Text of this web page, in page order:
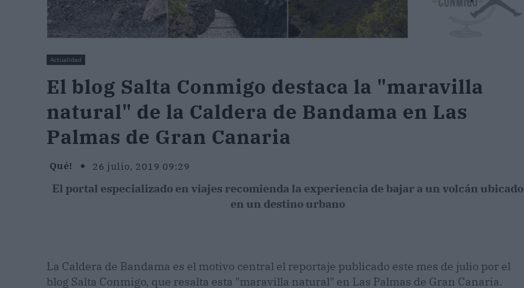
Actualidad
El blog Salta Conmigo destaca la "maravilla
natural" de la Caldera de Bandama en Las
Palmas de Gran Canaria
Qué! 26 julio, 2019 09:29
El portal especializado en viajes recomienda la experiencia de bajar a un volcán ubicado
en un destino urbano
La Caldera de Bandama es el motivo central el reportaje publicado este mes de julio por el
blog Salta Conmigo, que resalta esta "maravilla natural" en Las Palmas de Gran Canaria.